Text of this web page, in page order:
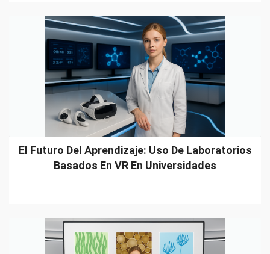
El Futuro Del Aprendizaje: Uso De Laboratorios
Basados En VR En Universidades